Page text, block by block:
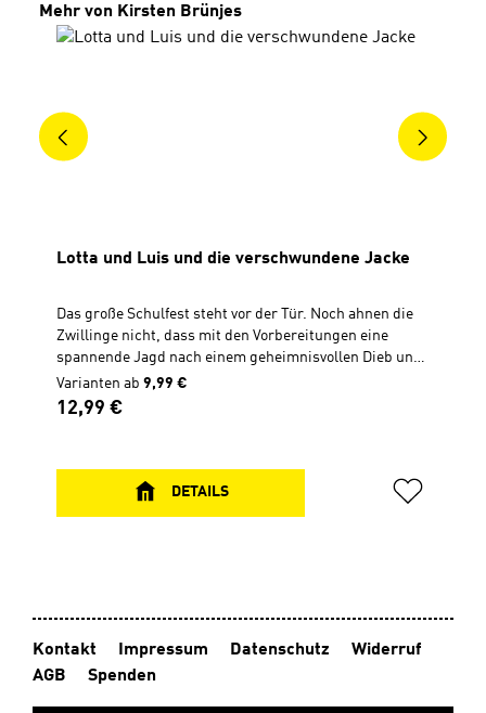
CD, Spielzeit 46 Min.
Produktgalerie überspringen
Mehr von Kirsten Brünjes
Lotta und Luis und die verschwundene Jacke
Das große Schulfest steht vor der Tür. Noch ahnen die
Zwillinge nicht, dass mit den Vorbereitungen eine
spannende Jagd nach einem geheimnisvollen Dieb und
nach Frieden beginnt. Dabei entdecken sie, dass in der
Bibel gute Tipps stehen, wie man mit dem Streiten
aufhören kann.Geschichte zum Vor- und
gibt es Quizfragen in Antolin.Antolin ist ein Online-
Varianten ab 9,99 €
Regulärer Preis:
12,99 €
DETAILS
Kontakt Impressum Datenschutz
Widerruf
AGB
Spenden